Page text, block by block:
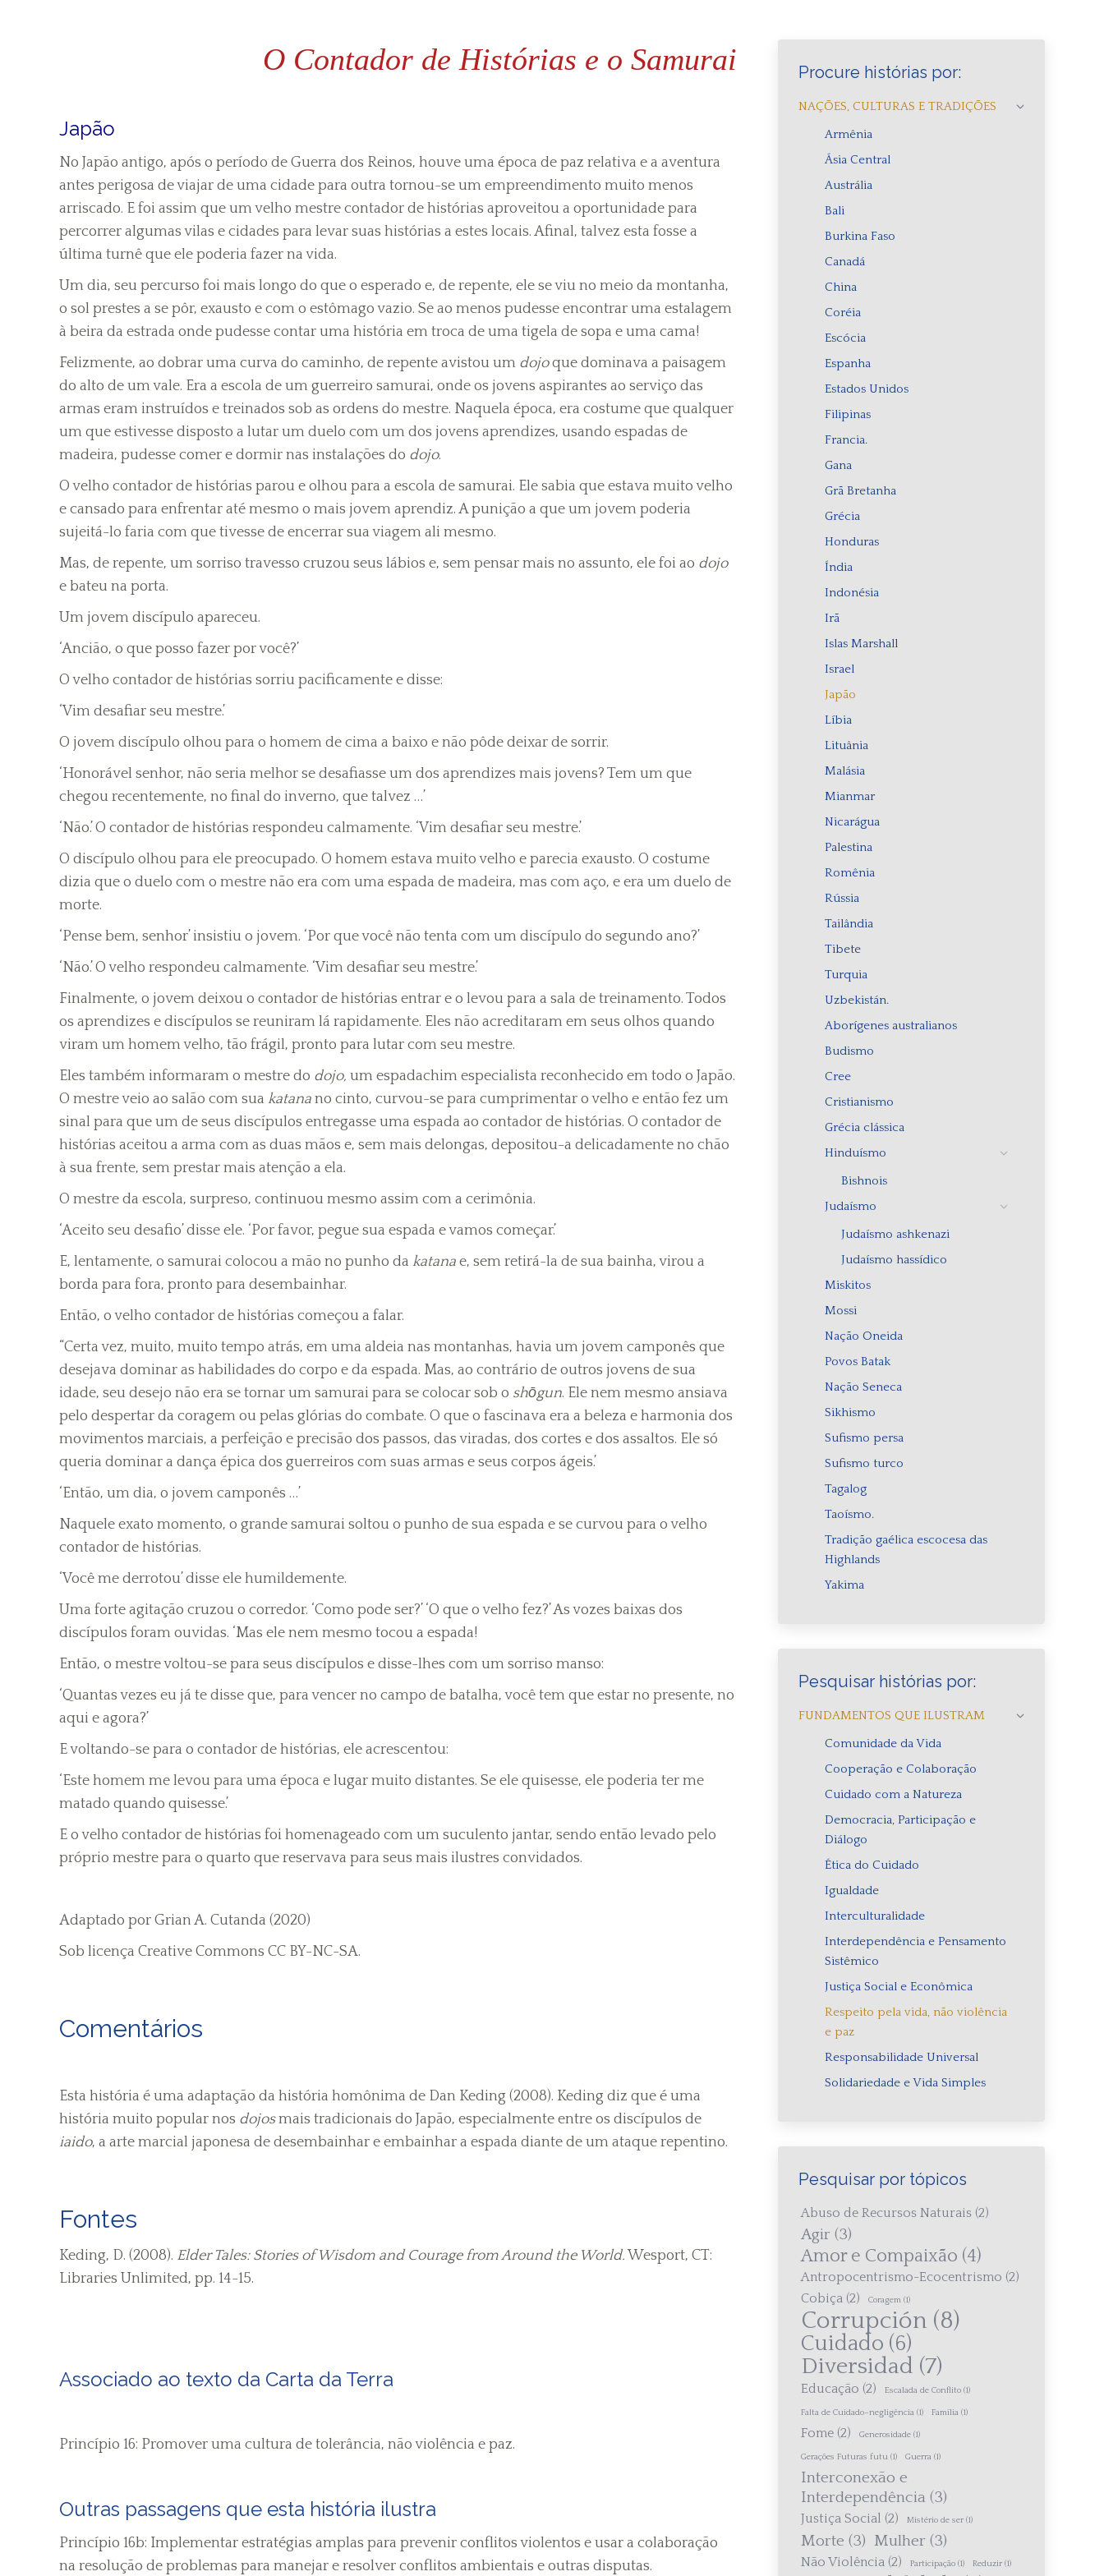
O Contador de Histórias e o Samurai
Japão
No Japão antigo, após o período de Guerra dos Reinos, houve uma época de paz relativa e a aventura
antes perigosa de viajar de uma cidade para outra tornou-se um empreendimento muito menos
arriscado. E foi assim que um velho mestre contador de histórias aproveitou a oportunidade para
percorrer algumas vilas e cidades para levar suas histórias a estes locais. Afinal, talvez esta fosse a
última turnê que ele poderia fazer na vida.
Um dia, seu percurso foi mais longo do que o esperado e, de repente, ele se viu no meio da montanha,
o sol prestes a se pôr, exausto e com o estômago vazio. Se ao menos pudesse encontrar uma estalagem
à beira da estrada onde pudesse contar uma história em troca de uma tigela de sopa e uma cama!
Felizmente, ao dobrar uma curva do caminho, de repente avistou um dojoque dominava a paisagem
do alto de um vale. Era a escola de um guerreiro samurai, onde os jovens aspirantes ao serviço das
armas eram instruídos e treinados sob as ordens do mestre. Naquela época, era costume que qualquer
um que estivesse disposto a lutar um duelo com um dos jovens aprendizes, usando espadas de
madeira, pudesse comer e dormir nas instalações do dojo.
O velho contador de histórias parou e olhou para a escola de samurai. Ele sabia que estava muito velho
e cansado para enfrentar até mesmo o mais jovem aprendiz. A punição a que um jovem poderia
sujeitá-lo faria com que tivesse de encerrar sua viagem ali mesmo.
Mas, de repente, um sorriso travesso cruzou seus lábios e, sem pensar mais no assunto, ele foi ao dojo
e bateu na porta.
Um jovem discípulo apareceu.
‘Ancião, o que posso fazer por você?’
O velho contador de histórias sorriu pacificamente e disse:
‘Vim desafiar seu mestre.’
O jovem discípulo olhou para o homem de cima a baixo e não pôde deixar de sorrir.
‘Honorável senhor, não seria melhor se desafiasse um dos aprendizes mais jovens? Tem um que
chegou recentemente, no final do inverno, que talvez …’
‘Não.’ O contador de histórias respondeu calmamente. ‘Vim desafiar seu mestre.’
O discípulo olhou para ele preocupado. O homem estava muito velho e parecia exausto. O costume
dizia que o duelo com o mestre não era com uma espada de madeira, mas com aço, e era um duelo de
morte.
‘Pense bem, senhor’ insistiu o jovem. ‘Por que você não tenta com um discípulo do segundo ano?’
‘Não.’ O velho respondeu calmamente. ‘Vim desafiar seu mestre.’
Finalmente, o jovem deixou o contador de histórias entrar e o levou para a sala de treinamento. Todos
os aprendizes e discípulos se reuniram lá rapidamente. Eles não acreditaram em seus olhos quando
viram um homem velho, tão frágil, pronto para lutar com seu mestre.
Eles também informaram o mestre do dojo, um espadachim especialista reconhecido em todo o Japão.
O mestre veio ao salão com sua katana no cinto, curvou-se para cumprimentar o velho e então fez um
sinal para que um de seus discípulos entregasse uma espada ao contador de histórias. O contador de
histórias aceitou a arma com as duas mãos e, sem mais delongas, depositou-a delicadamente no chão
à sua frente, sem prestar mais atenção a ela.
O mestre da escola, surpreso, continuou mesmo assim com a cerimônia.
‘Aceito seu desafio’ disse ele. ‘Por favor, pegue sua espada e vamos começar.’
E, lentamente, o samurai colocou a mão no punho da katana e, sem retirá-la de sua bainha, virou a
borda para fora, pronto para desembainhar.
Então, o velho contador de histórias começou a falar.
“Certa vez, muito, muito tempo atrás, em uma aldeia nas montanhas, havia um jovem camponês que
desejava dominar as habilidades do corpo e da espada. Mas, ao contrário de outros jovens de sua
idade, seu desejo não era se tornar um samurai para se colocar sob o shōgun. Ele nem mesmo ansiava
pelo despertar da coragem ou pelas glórias do combate. O que o fascinava era a beleza e harmonia dos
movimentos marciais, a perfeição e precisão dos passos, das viradas, dos cortes e dos assaltos. Ele só
queria dominar a dança épica dos guerreiros com suas armas e seus corpos ágeis.’
‘Então, um dia, o jovem camponês …’
Naquele exato momento, o grande samurai soltou o punho de sua espada e se curvou para o velho
contador de histórias.
‘Você me derrotou’ disse ele humildemente.
Uma forte agitação cruzou o corredor. ‘Como pode ser?’ ‘O que o velho fez?’ As vozes baixas dos
discípulos foram ouvidas. ‘Mas ele nem mesmo tocou a espada!
Então, o mestre voltou-se para seus discípulos e disse-lhes com um sorriso manso:
‘Quantas vezes eu já te disse que, para vencer no campo de batalha, você tem que estar no presente, no
aqui e agora?’
E voltando-se para o contador de histórias, ele acrescentou:
‘Este homem me levou para uma época e lugar muito distantes. Se ele quisesse, ele poderia ter me
matado quando quisesse.’
E o velho contador de histórias foi homenageado com um suculento jantar, sendo então levado pelo
próprio mestre para o quarto que reservava para seus mais ilustres convidados.
Adaptado por Grian A. Cutanda (2020)
Sob licença Creative Commons CC BY-NC-SA.
Comentários
Esta história é uma adaptação da história homônima de Dan Keding (2008). Keding diz que é uma
história muito popular nos dojosmais tradicionais do Japão, especialmente entre os discípulos de
iaido, a arte marcial japonesa de desembainhar e embainhar a espada diante de um ataque repentino.
Fontes
Keding, D. (2008). Elder Tales: Stories of Wisdom and Courage from Around the World.Wesport, CT:
Libraries Unlimited, pp. 14-15.
Associado ao texto da Carta da Terra
Princípio 16: Promover uma cultura de tolerância, não violência e paz.
Outras passagens que esta história ilustra
Princípio 16b: Implementar estratégias amplas para prevenir conflitos violentos e usar a colaboração
na resolução de problemas para manejar e resolver conflitos ambientais e outras disputas.
Procure histórias por:
NAÇÕES, CULTURAS E TRADIÇÕES
Armênia
Ásia Central
Austrália
Bali
Burkina Faso
Canadá
China
Coréia
Escócia
Espanha
Estados Unidos
Filipinas
Francia.
Gana
Grã Bretanha
Grécia
Honduras
Índia
Indonésia
Irã
Islas Marshall
Israel
Japão
Líbia
Lituânia
Malásia
Mianmar
Nicarágua
Palestina
Romênia
Rússia
Tailândia
Tibete
Turquia
Uzbekistán.
Aborígenes australianos
Budismo
Cree
Cristianismo
Grécia clássica
Hinduísmo
Bishnois
Judaísmo
Judaísmo ashkenazi
Judaísmo hassídico
Miskitos
Mossi
Nação Oneida
Povos Batak
Nação Seneca
Sikhismo
Sufismo persa
Sufismo turco
Tagalog
Taoísmo.
Tradição gaélica escocesa das
Highlands
Yakima
Pesquisar histórias por:
FUNDAMENTOS QUE ILUSTRAM
Comunidade da Vida
Cooperação e Colaboração
Cuidado com a Natureza
Democracia, Participação e
Diálogo
Ética do Cuidado
Igualdade
Interculturalidade
Interdependência e Pensamento
Sistêmico
Justiça Social e Econômica
Respeito pela vida, não violência
e paz
Responsabilidade Universal
Solidariedade e Vida Simples
Pesquisar por tópicos
Abuso de Recursos Naturais (2)
Agir (3)
Amor e Compaixão (4)
Antropocentrismo-Ecocentrismo (2)
Cobiça (2) Coragem (1)
Corrupción (8)
Cuidado (6)
Diversidad (7)
Educação (2) Escalada de Conflito (1)
Falta de Cuidado–negligência (1) Família (1)
Fome (2) Generosidade (1)
Gerações Futuras futu (1) Guerra (1)
Interconexão e
Interdependência (3)
Justiça Social (2) Mistério de ser (1)
Morte (3) Mulher (3)
Não Violência (2) Participação (1) Reduzir (1)